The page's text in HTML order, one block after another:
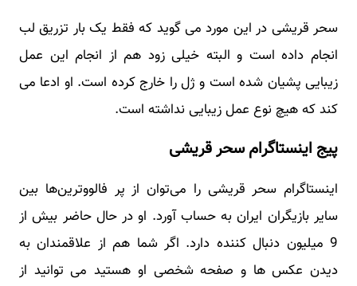
سحر قریشی در این مورد می گوید که فقط یک بار تزریق لب
انجام داده است و البته خیلی زود هم از انجام این عمل
زیبایی پشیان شده است و ژل را خارج کرده است. او ادعا می
کند که هیچ نوع عمل زیبایی نداشته است.
پیج اینستاگرام سحر قریشی
اینستاگرام سحر قریشی را می‌توان از پر فالووترین‌ها بین
سایر بازیگران ایران به حساب آورد. او در حال حاضر بیش از
9 میلیون دنبال کننده دارد. اگر شما هم از علاقمندان به
دیدن عکس ها و صفحه شخصی او هستید می‌ توانید از